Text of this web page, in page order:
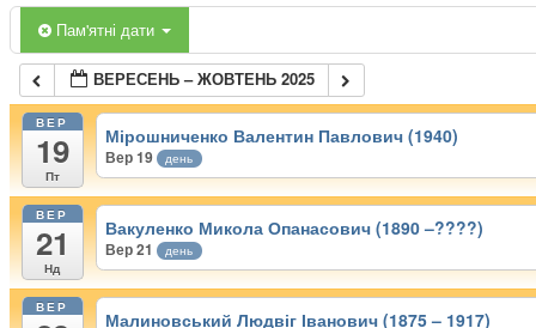
Пам'ятні дати
ВЕРЕСЕНЬ – ЖОВТЕНЬ 2025
ВЕР
19
Пт
Мірошниченко Валентин Павлович (1940)
Вер 19 день
ВЕР
21
Нд
Вакуленко Микола Опанасович (1890 –????)
Вер 21 день
ВЕР
Малиновський Людвіг Іванович (1875 – 1917)